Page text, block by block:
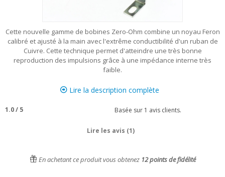
Cette nouvelle gamme de bobines Zero-Ohm combine un noyau Feron
calibré et ajusté à la main avec l'extrême conductibilité d'un ruban de
Cuivre. Cette technique permet d'atteindre une très bonne
reproduction des impulsions grâce à une impédance interne très
faible.
Lire la description complète
1.0/ 5 Basée sur 1 avis clients.
Lire les avis (1)
En achetant ce produit vous obtenez 12points de fidélité